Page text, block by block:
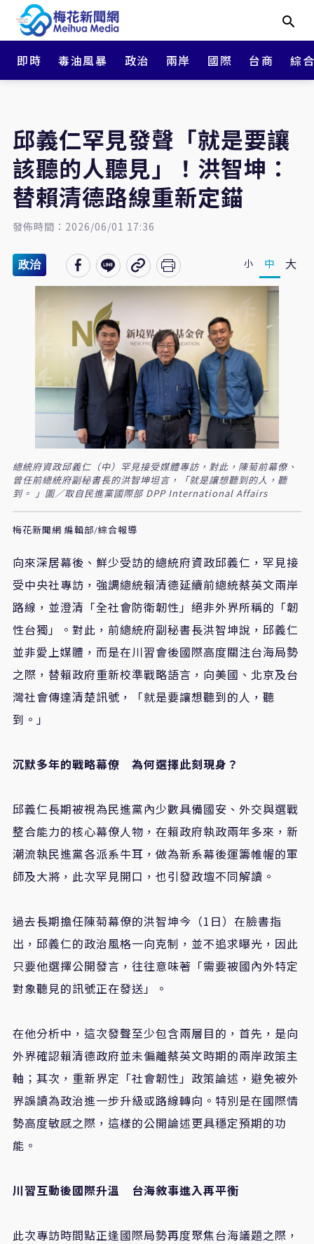
即時 毒油風暴 政治 兩岸 國際 台商 綜
邱義仁罕見發聲「就是要讓
該聽的人聽見」！洪智坤：
替賴清德路線重新定錨
發佈時間：2026/06/01 17:36
政治 小 中 大
總統府資政邱義仁（中）罕見接受媒體專訪，對此，陳菊前幕僚、
曾任前總統府副秘書長的洪智坤坦言，「就是讓想聽到的人，聽
到。 」圖／取自民進黨國際部 DPP International Affairs
梅花新聞網 編輯部/綜合報導
向來深居幕後、鮮少受訪的總統府資政邱義仁，罕見接
受中央社專訪，強調總統賴清德延續前總統蔡英文兩岸
路線，並澄清「全社會防衛韌性」絕非外界所稱的「韌
性台獨」。對此，前總統府副秘書長洪智坤說，邱義仁
並非愛上媒體，而是在川習會後國際高度關注台海局勢
之際，替賴政府重新校準戰略語言，向美國、北京及台
灣社會傳達清楚訊號，「就是要讓想聽到的人，聽
到。」
沉默多年的戰略幕僚 為何選擇此刻現身？
邱義仁長期被視為民進黨內少數具備國安、外交與選戰
整合能力的核心幕僚人物，在賴政府執政兩年多來，新
潮流執民進黨各派系牛耳，做為新系幕後運籌帷幄的軍
師及大將，此次罕見開口，也引發政壇不同解讀。
過去長期擔任陳菊幕僚的洪智坤今（1 日）在臉書指
出，邱義仁的政治風格一向克制，並不追求曝光，因此
只要他選擇公開發言，往往意味著「需要被國內外特定
對象聽見的訊號正在發送」。
在他分析中，這次發聲至少包含兩層目的，首先，是向
外界確認賴清德政府並未偏離蔡英文時期的兩岸政策主
軸；其次，重新界定「社會韌性」政策論述，避免被外
界誤讀為政治進一步升級或路線轉向。特別是在國際情
勢高度敏感之際，這樣的公開論述更具穩定預期的功
能。
川習互動後國際升溫 台海敘事進入再平衡
此次專訪時間點正逢國際局勢再度聚焦台海議題之際，